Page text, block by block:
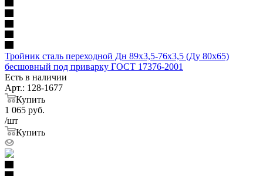
Тройник сталь переходной Дн 89х3,5-76х3,5 (Ду 80х65)
бесшовный под приварку ГОСТ 17376-2001
Есть в наличии
Арт.: 128-1677
Купить
1 065 руб.
/шт
Купить